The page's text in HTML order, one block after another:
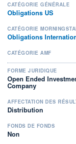
CATÉGORIE GÉNÉRALE
Obligations US
CATÉGORIE
Obligations
CATÉGORIE AMF
FORME JURIDIQUE
Open Ended
Company
AFFECTATION DES
Distribution
FONDS DE FONDS
Non